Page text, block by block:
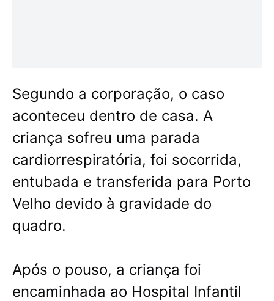
Segundo a corporação, o caso
aconteceu dentro de casa. A
criança sofreu uma parada
cardiorrespiratória, foi socorrida,
entubada e transferida para Porto
Velho devido à gravidade do
quadro.
Após o pouso, a criança foi
encaminhada ao Hospital Infantil